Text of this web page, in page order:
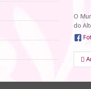
O
do